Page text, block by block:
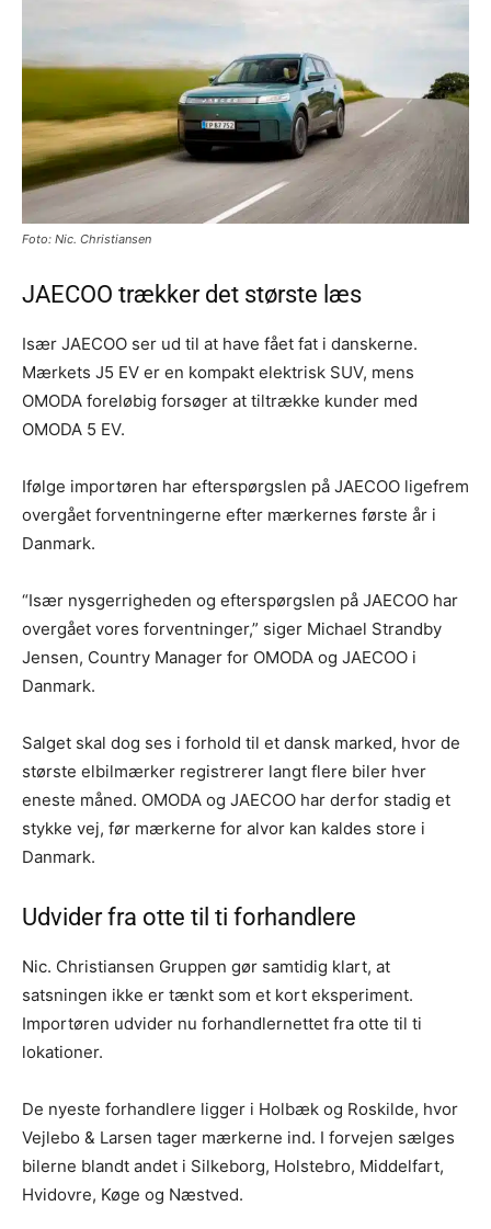
Foto: Nic. Christiansen
JAECOO trækker det største læs
Især JAECOO ser ud til at have fået fat i danskerne.
Mærkets J5 EV er en kompakt elektrisk SUV, mens
OMODA foreløbig forsøger at tiltrække kunder med
OMODA 5 EV.
Ifølge importøren har efterspørgslen på JAECOO ligefrem
overgået forventningerne efter mærkernes første år i
Danmark.
“Især nysgerrigheden og efterspørgslen på JAECOO har
overgået vores forventninger,” siger Michael Strandby
Jensen, Country Manager for OMODA og JAECOO i
Danmark.
Salget skal dog ses i forhold til et dansk marked, hvor de
største elbilmærker registrerer langt flere biler hver
eneste måned. OMODA og JAECOO har derfor stadig et
stykke vej, før mærkerne for alvor kan kaldes store i
Danmark.
Udvider fra otte til ti forhandlere
Nic. Christiansen Gruppen gør samtidig klart, at
satsningen ikke er tænkt som et kort eksperiment.
Importøren udvider nu forhandlernettet fra otte til ti
lokationer.
De nyeste forhandlere ligger i Holbæk og Roskilde, hvor
Vejlebo & Larsen tager mærkerne ind. I forvejen sælges
bilerne blandt andet i Silkeborg, Holstebro, Middelfart,
Hvidovre, Køge og Næstved.